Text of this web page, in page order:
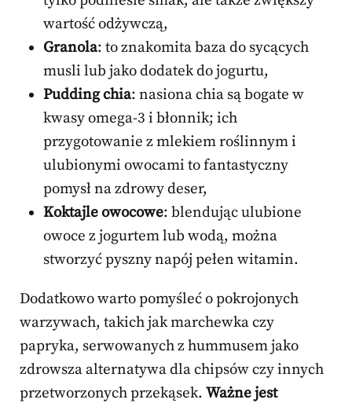
wartość odżywczą,
Granola: to znakomita baza do sycących
musli lub jako dodatek do jogurtu,
Pudding chia: nasiona chia są bogate w
kwasy omega-3 i błonnik; ich
przygotowanie z mlekiem roślinnym i
ulubionymi owocami to fantastyczny
pomysł na zdrowy deser,
Koktajle owocowe: blendując ulubione
owoce z jogurtem lub wodą, można
stworzyć pyszny napój pełen witamin.
Dodatkowo warto pomyśleć o pokrojonych
warzywach, takich jak marchewka czy
papryka, serwowanych z hummusem jako
zdrowsza alternatywa dla chipsów czy innych
przetworzonych przekąsek. Ważne jest